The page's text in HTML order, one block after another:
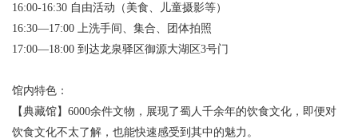
16:00-16:30 自由活动（美食、儿童摄影等）
16:30—17:00 上洗手间、集合、团体拍照
17:00—18:00 到达龙泉驿区御源大湖区3号门
馆内特色：
【典藏馆】6000余件文物，展现了蜀人千余年的饮食文化，即便对
饮食文化不太了解，也能快速感受到其中的魅力。